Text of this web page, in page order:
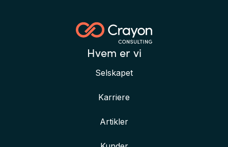
Hvem er vi
Selskapet
Karriere
Artikler